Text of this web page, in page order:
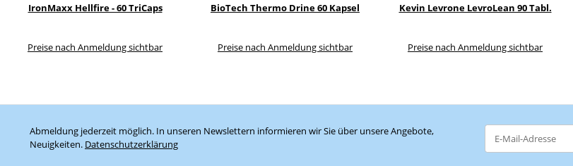
IronMaxx Hellfire - 60 TriCaps
Preise nach Anmeldung sichtbar
BioTech Thermo Drine 60 Kapsel
Preise nach Anmeldung sichtbar
Kevin Levrone LevroLean 90 Tabl.
Preise nach Anmeldung sichtbar
Abmeldung jederzeit möglich. In unseren Newslettern informieren wir Sie über unsere Angebote,
Neuigkeiten. Datenschutzerklärung